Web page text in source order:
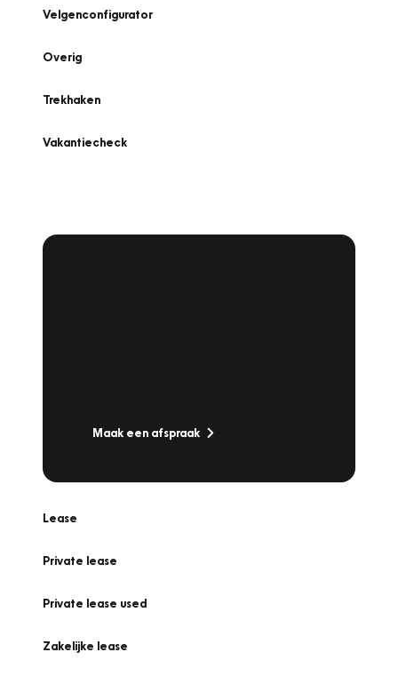
Velgenconfigurator
Overig
Trekhaken
Vakantiecheck
Maak een afspraak
Lease
Private lease
Private lease used
Zakelijke lease